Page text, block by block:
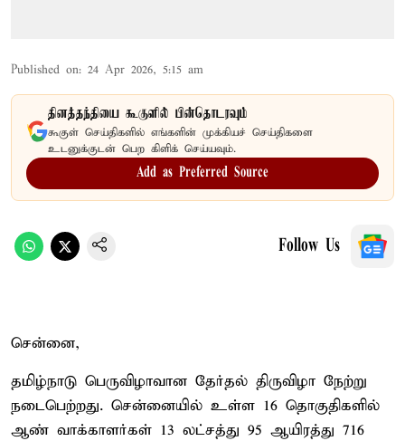
Published on: 24 Apr 2026, 5:15 am
தினத்தந்தியை கூகுளில் பின்தொடரவும்
கூகுள் செய்திகளில் எங்களின் முக்கியச் செய்திகளை
உடனுக்குடன் பெற கிளிக் செய்யவும்.
Add as Preferred Source
Follow Us
சென்னை,
தமிழ்நாடு பெருவிழாவான தேர்தல் திருவிழா நேற்று
நடைபெற்றது. சென்னையில் உள்ள 16 தொகுதிகளில்
ஆண் வாக்காளர்கள் 13 லட்சத்து 95 ஆயிரத்து 716